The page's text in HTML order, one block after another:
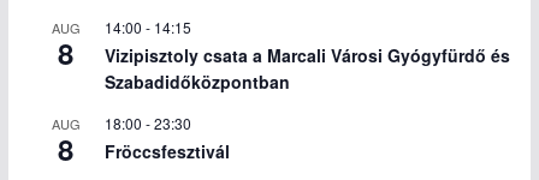
AUG
8
14:00 - 14:15
Vizipisztoly csata a Marcali Városi Gyógyfürdő és
Szabadidőközpontban
AUG
8
18:00 -23:30
Fröccsfesztivál